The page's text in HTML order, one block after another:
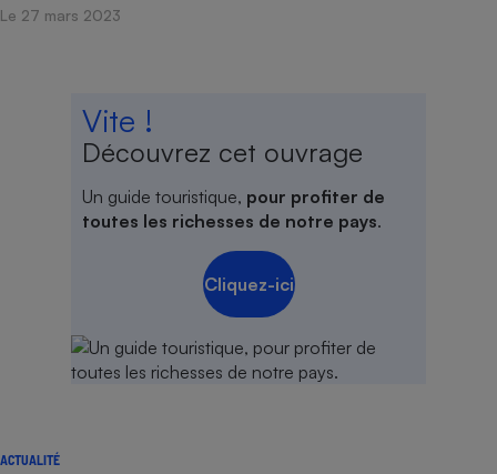
Le 27 mars 2023
Vite !
Découvrez cet ouvrage
Un guide touristique, pour profiter de
toutes les richesses de notre pays.
Cliquez-ici
ACTUALITÉ